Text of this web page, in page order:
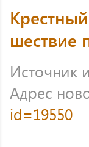
шествие
Источник
Адрес
id=19550